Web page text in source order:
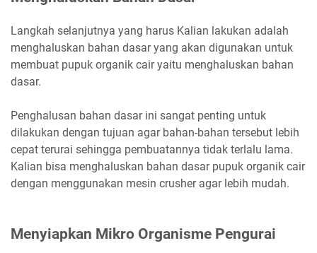
Langkah selanjutnya yang harus Kalian lakukan adalah
menghaluskan bahan dasar yang akan digunakan untuk
membuat pupuk organik cair yaitu menghaluskan bahan
dasar.
Penghalusan bahan dasar ini sangat penting untuk
dilakukan dengan tujuan agar bahan-bahan tersebut lebih
cepat terurai sehingga pembuatannya tidak terlalu lama.
Kalian bisa menghaluskan bahan dasar pupuk organik cair
dengan menggunakan mesin crusher agar lebih mudah.
Menyiapkan Mikro Organisme Pengurai